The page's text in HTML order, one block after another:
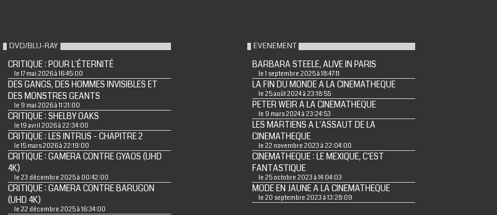
DVD/BLU-RAY
CRITIQUE : POUR L'ÉTERNITÉ
le 17 mai 2026 à 16:45:00
DES GANGS, DES HOMMES INVISIBLES ET
DES MONSTRES GEANTS
le 9 mai 2026 à 11:21:00
CRITIQUE : SHELBY OAKS
le 19 avril 2026 à 22:34:00
CRITIQUE : LES INTRUS - CHAPITRE 2
le 15 mars 2026 à 22:19:00
CRITIQUE : GAMERA CONTRE GYAOS (UHD
4K)
le 23 décembre 2025 à 00:42:00
CRITIQUE : GAMERA CONTRE BARUGON
(UHD 4K)
le 22 décembre 2025 à 16:34:00
EVENEMENT
BARBARA STEELE, ALIVE IN PARIS
le 1 septembre 2025 à 18:47:11
LA FIN DU MONDE A LA CINEMATHEQUE
le 25 août 2024 à 23:18:55
PETER WEIR A LA CINEMATHEQUE
le 9 mars 2024 à 23:24:53
LES MARTIENS A L'ASSAUT DE LA
CINEMATHEQUE
le 22 novembre 2023 à 22:04:00
CINEMATHEQUE : LE MEXIQUE, C'EST
FANTASTIQUE
le 25 octobre 2023 à 14:04:03
MODE EN JAUNE A LA CINEMATHEQUE
le 20 septembre 2023 à 13:28:09